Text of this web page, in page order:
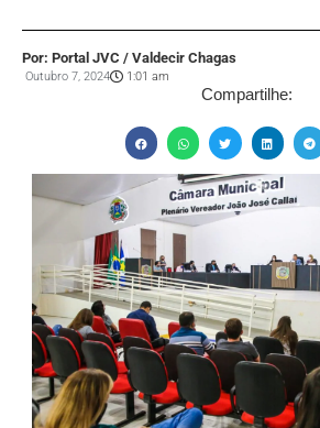
Por: Portal JVC / Valdecir Chagas
Outubro 7, 2024 1:01 am
Compartilhe: